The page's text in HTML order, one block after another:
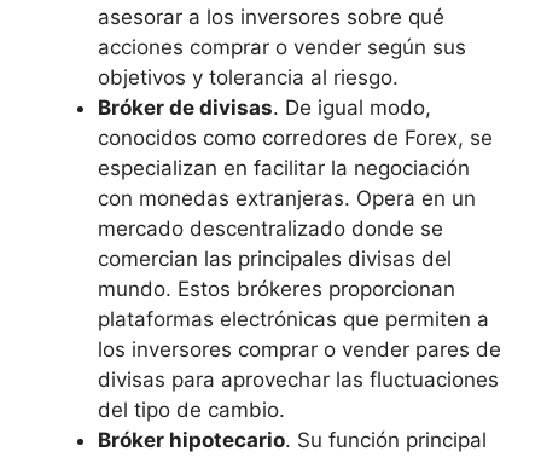
asesorar a los inversores sobre qué
acciones comprar o vender según sus
objetivos y tolerancia al riesgo.
Bróker de divisas. De igual modo,
conocidos como corredores de Forex, se
especializan en facilitar la negociación
con monedas extranjeras. Opera en un
mercado descentralizado donde se
comercian las principales divisas del
mundo. Estos brókeres proporcionan
plataformas electrónicas que permiten a
los inversores comprar o vender pares de
divisas para aprovechar las fluctuaciones
del tipo de cambio.
Bróker hipotecario. Su función principal